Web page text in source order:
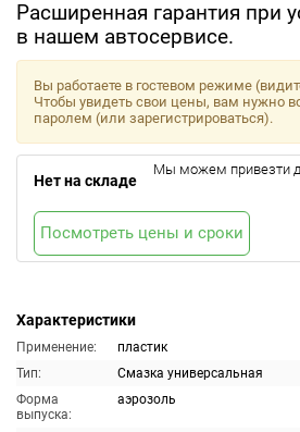
Расширенная гарантия при
в нашем автосервисе.
Характеристики
Применение:
пластик
Тип:
Смазка универсальная
Форма
выпуска:
аэрозоль
Вы работаете в гостевом режиме
Чтобы увидеть свои цены, вам нужно
паролем (или зарегистрироваться).
Нет на складе
Мы можем привезти
Посмотреть цены и сроки